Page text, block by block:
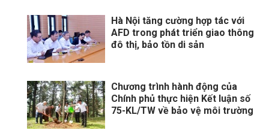
Hà Nội tăng cường hợp tác với
AFD trong phát triển giao thông
đô thị, bảo tồn di sản
Chương trình hành động của
Chính phủ thực hiện Kết luận số
75-KL/TW về bảo vệ môi trường